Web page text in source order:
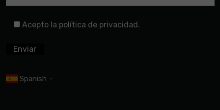
Acepto la política de privacidad.
Spanish ▼